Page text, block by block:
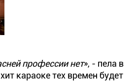
профессии нет», - пела в
караоке тех времен будет